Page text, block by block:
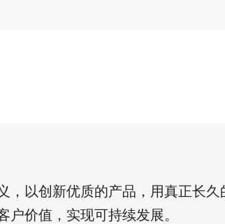
，以创新优质的产品，用真正长久
户价值，实现可持续发展。